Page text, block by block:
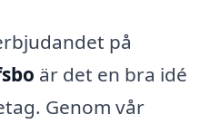
på
är det en bra idé
Genom vår